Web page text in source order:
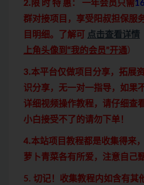
2.限 时 特 惠： 一年会员只需
群对接项目，享受阳叔担保服
目明细。了解可
点击查看详情
上角头像到“我的会员”开通）
3.本平台仅做项目分享，拓展
识分享，无一对一指导，如果
详细视频操作教程，请仔细查
小白接受不了的请勿下单！
4.本站项目教程都是收集得来
萝卜青菜各有所爱，注意自己
5. 切记！收集教程内如含有其